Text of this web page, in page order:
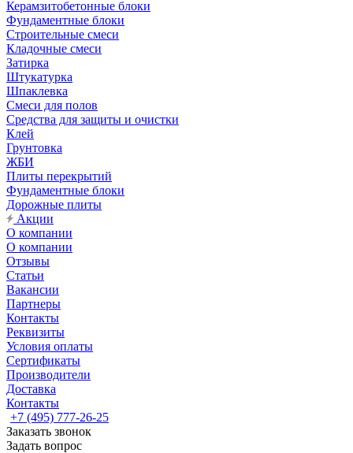
Керамзитобетонные блоки
Фундаментные блоки
Строительные смеси
Кладочные смеси
Затирка
Штукатурка
Шпаклевка
Смеси для полов
Средства для защиты и очистки
Клей
Грунтовка
ЖБИ
Плиты перекрытий
Фундаментные блоки
Дорожные плиты
Акции
О компании
О компании
Отзывы
Статьи
Вакансии
Партнеры
Контакты
Реквизиты
Условия оплаты
Сертификаты
Производители
Доставка
Контакты
+7 (495) 777-26-25
Заказать звонок
Задать вопрос